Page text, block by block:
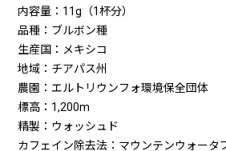
内容量：11g（1杯分）
品種：ブルボン種
生産国：メキシコ
地域：チアパス州
農園：エルトリウンフォ環境保全団体
標高：1,200m
精製：ウォッシュド
カフェイン除去法：マウンテンウォータ